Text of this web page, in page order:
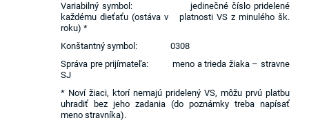
Variabilný symbol: jedinečné číslo pridelené
každému dieťaťu (ostáva v platnosti VS z minulého šk.
roku) *
Konštantný symbol: 0308
Správa pre prijímateľa: meno a trieda žiaka – stravne
SJ
* Noví žiaci, ktorí nemajú pridelený VS, môžu prvú platbu
uhradiť bez jeho zadania (do poznámky treba napísať
meno stravníka).